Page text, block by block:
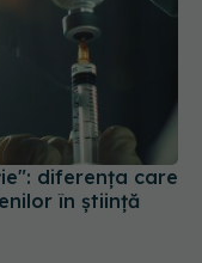
diferența care
în știință